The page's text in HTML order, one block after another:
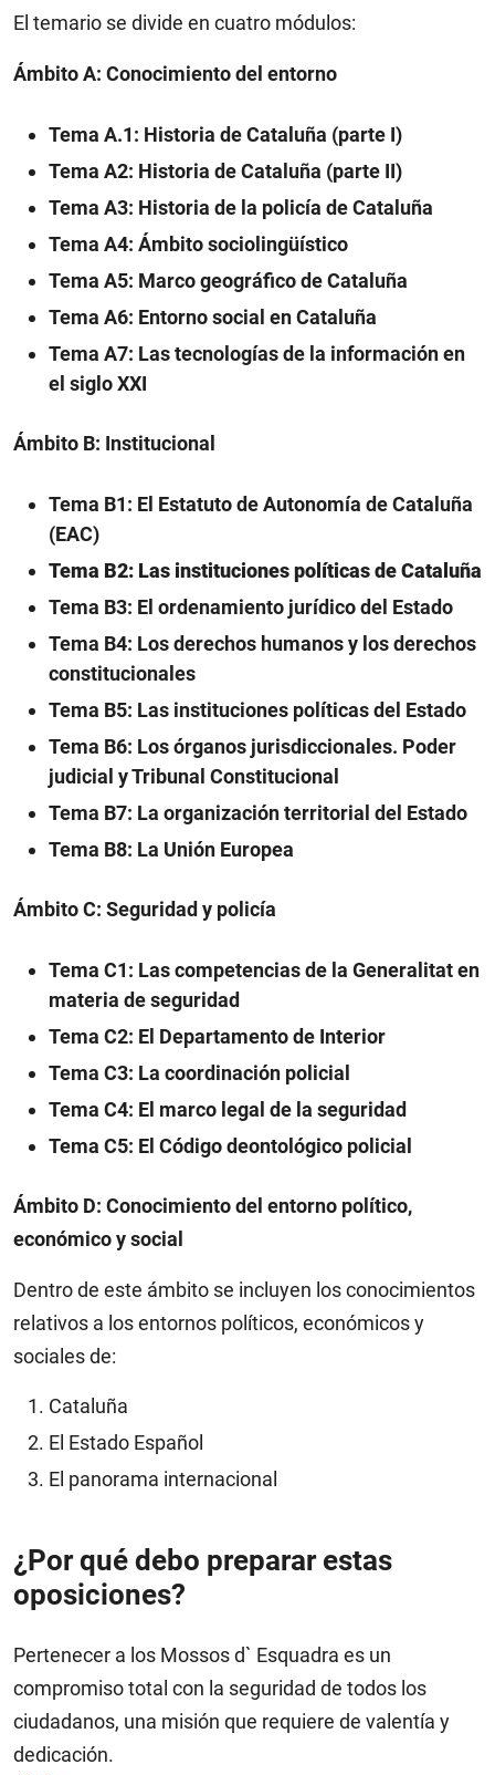
El temario se divide en cuatro módulos:
Ámbito A: Conocimiento del entorno
Tema A.1: Historia de Cataluña (parte I)
Tema A2: Historia de Cataluña (parte II)
Tema A3: Historia de la policía de Cataluña
Tema A4: Ámbito sociolingüístico
Tema A5: Marco geográfico de Cataluña
Tema A6: Entorno social en Cataluña
Tema A7: Las tecnologías de la información en
el siglo XXI
Ámbito B: Institucional
Tema B1: El Estatuto de Autonomía de Cataluña
(EAC)
Tema B2: Las instituciones políticas de Cataluña
Tema B3: El ordenamiento jurídico del Estado
Tema B4: Los derechos humanos y los derechos
constitucionales
Tema B5: Las instituciones políticas del Estado
Tema B6: Los órganos jurisdiccionales. Poder
judicial y Tribunal Constitucional
Tema B7: La organización territorial del Estado
Tema B8: La Unión Europea
Ámbito C: Seguridad y policía
Tema C1: Las competencias de la Generalitat en
materia de seguridad
Tema C2: El Departamento de Interior
Tema C3: La coordinación policial
Tema C4: El marco legal de la seguridad
Tema C5: El Código deontológico policial
Ámbito D: Conocimiento del entorno político,
económico y social
Dentro de este ámbito se incluyen los conocimientos
relativos a los entornos políticos, económicos y
sociales de:
Cataluña
El Estado Español
El panorama internacional
¿Por qué debo preparar estas
oposiciones?
Pertenecer a los Mossos d` Esquadra es un
compromiso total con la seguridad de todos los
ciudadanos, una misión que requiere de valentía y
dedicación.